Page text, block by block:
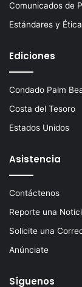
Comunicados de
Estándares y Ética
Ediciones
Condado Palm
Costa del Tesoro
Estados Unidos
Asistencia
Contáctenos
Reporte una
Solicite una
Anúnciate
Síguenos